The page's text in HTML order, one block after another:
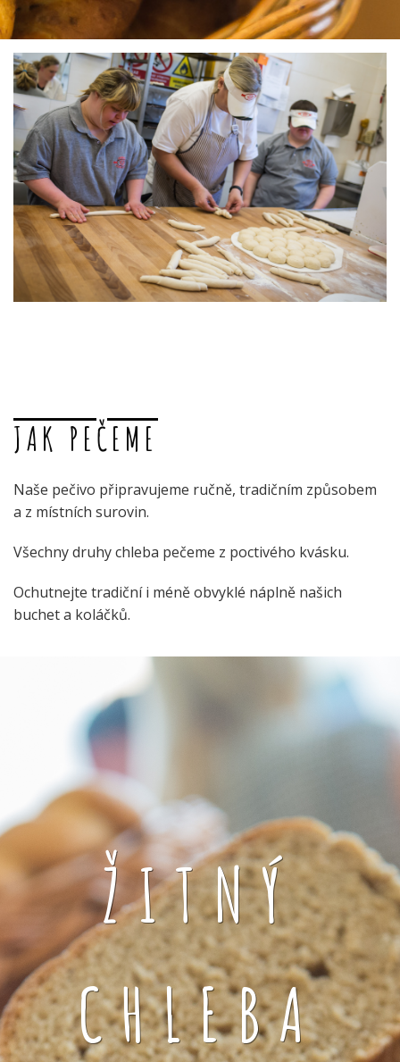
JAK PEČEME
Naše pečivo připravujeme ručně, tradičním způsobem
a z místních surovin.
Všechny druhy chleba pečeme z poctivého kvásku.
Ochutnejte tradiční i méně obvyklé náplně našich
buchet a koláčků.
ŽITNÝ
CHLEBA